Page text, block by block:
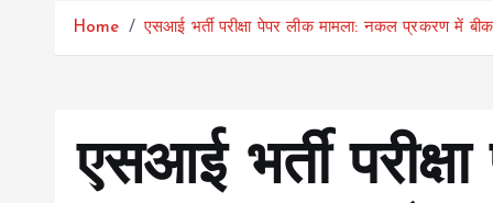
Home एसआई भर्ती परीक्षा पेपर लीक मामला: नकल प्रकरण में
एसआई भर्ती